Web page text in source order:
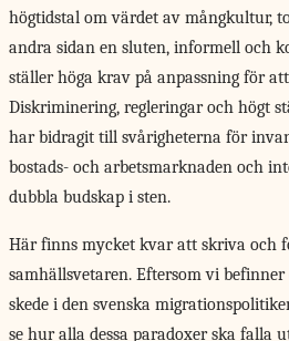
högtidstal om värdet av mångkultur,
andra sidan en sluten, informell och
ställer höga krav på anpassning för
Diskriminering, regleringar och högt
har bidragit till svårigheterna för
bostads- och arbetsmarknaden och
dubbla budskap i sten.
Här finns mycket kvar att skriva och
samhällsvetaren. Eftersom vi
skede i den svenska
se hur alla dessa paradoxer ska falla